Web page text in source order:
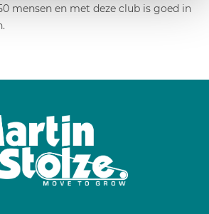
mensen en met deze club is goed in